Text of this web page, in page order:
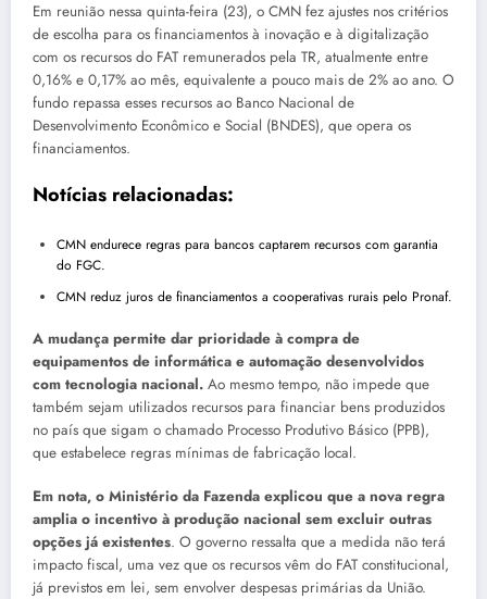
Em reunião nessa quinta-feira (23), o CMN fez ajustes nos critérios
de escolha para os financiamentos à inovação e à digitalização
com os recursos do FAT remunerados pela TR, atualmente entre
0,16% e 0,17% ao mês, equivalente a pouco mais de 2% ao ano. O
fundo repassa esses recursos ao Banco Nacional de
Desenvolvimento Econômico e Social (BNDES), que opera os
financiamentos.
Notícias relacionadas:
CMN endurece regras para bancos captarem recursos com garantia
do FGC.
CMN reduz juros de financiamentos a cooperativas rurais pelo Pronaf.
A mudança permite dar prioridade à compra de
equipamentos de informática e automação desenvolvidos
com tecnologia nacional. Ao mesmo tempo, não impede que
também sejam utilizados recursos para financiar bens produzidos
no país que sigam o chamado Processo Produtivo Básico (PPB),
que estabelece regras mínimas de fabricação local.
Em nota, o Ministério da Fazenda explicou que a nova regra
amplia o incentivo à produção nacional sem excluir outras
opções já existentes. O governo ressalta que a medida não terá
impacto fiscal, uma vez que os recursos vêm do FAT constitucional,
já previstos em lei, sem envolver despesas primárias da União.